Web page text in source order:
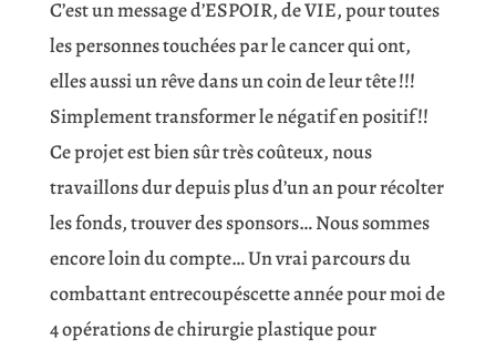
C’est un message d’ESPOIR, de VIE, pour toutes
les personnes touchées par le cancer qui ont,
elles aussi un rêve dans un coin de leur tête !!!
Simplement transformer le négatif en positif !!
Ce projet est bien sûr très coûteux, nous
travaillons dur depuis plus d’un an pour récolter
les fonds, trouver des sponsors… Nous sommes
encore loin du compte… Un vrai parcours du
combattant entrecoupéscette année pour moi de
4 opérations de chirurgie plastique pour